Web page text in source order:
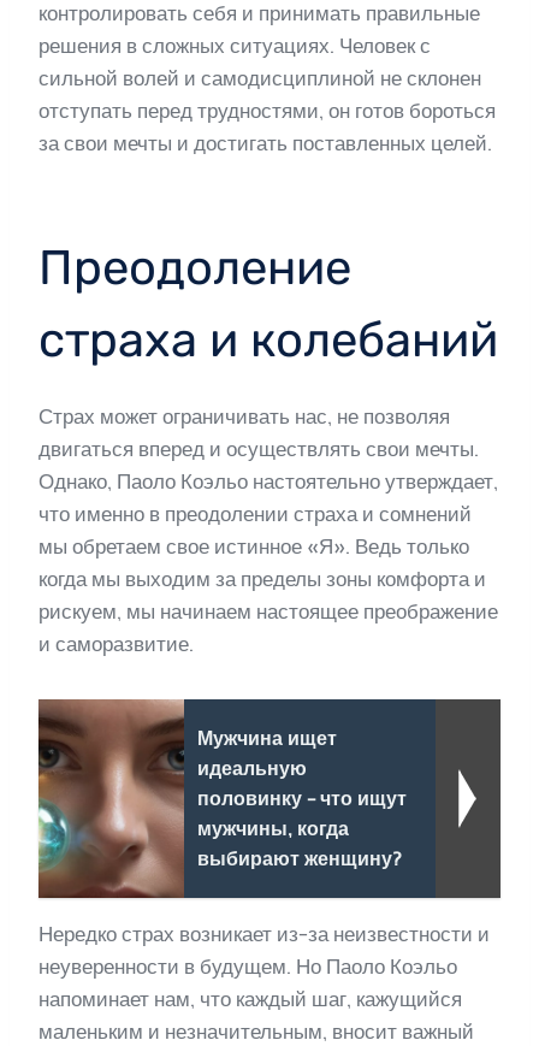
контролировать себя и принимать правильные
решения в сложных ситуациях. Человек с
сильной волей и самодисциплиной не склонен
отступать перед трудностями, он готов бороться
за свои мечты и достигать поставленных целей.
Преодоление
страха и колебаний
Страх может ограничивать нас, не позволяя
двигаться вперед и осуществлять свои мечты.
Однако, Паоло Коэльо настоятельно утверждает,
что именно в преодолении страха и сомнений
мы обретаем свое истинное «Я». Ведь только
когда мы выходим за пределы зоны комфорта и
рискуем, мы начинаем настоящее преображение
и саморазвитие.
Мужчина ищет
идеальную
половинку - что ищут
мужчины, когда
выбирают женщину?
Нередко страх возникает из-за неизвестности и
неуверенности в будущем. Но Паоло Коэльо
напоминает нам, что каждый шаг, кажущийся
маленьким и незначительным, вносит важный